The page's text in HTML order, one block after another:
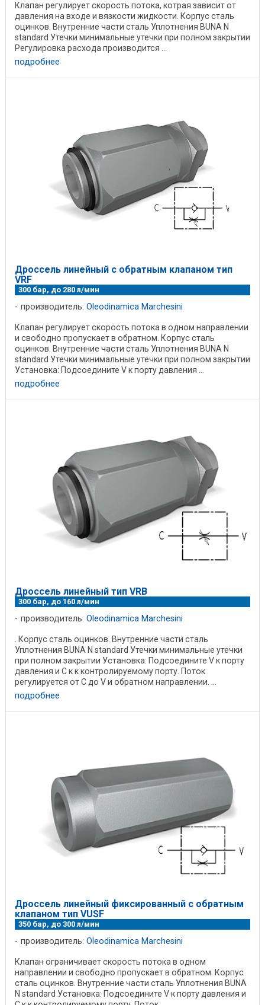
Клапан регулирует скорость потока, котрая зависит от
давления на входе и вязкости жидкости. Корпус сталь
оцинков. Внутренние части сталь Уплотнения BUNA N
standard Утечки минимальные утечки при полном закрытии
Регулировка расхода производится ...
подробнее
Дроссель линейный с обратным клапаном тип
VRF
300 бар, до 280 л/мин
производитель: Oleodinamica Marchesini
Клапан регулирует скорость потока в одном направлении
и свободно пропускает в обратном. Корпус сталь
оцинков. Внутренние части сталь Уплотнения BUNA N
standard Утечки минимальные утечки при полном закрытии
Установка: Подсоедините V к порту давления ...
подробнее
Дроссель линейный тип VRB
300 бар, до 160 л/мин
производитель: Oleodinamica Marchesini
. Корпус сталь оцинков. Внутренние части сталь
Уплотнения BUNA N standard Утечки минимальные утечки
при полном закрытии Установка: Подсоедините V к порту
давления и C к к контролируемому порту. Поток
регулируется от C до V и обратном направлении. ...
подробнее
Дроссель линейный фиксированный с обратным
клапаном тип VUSF
350 бар, до 300 л/мин
производитель: Oleodinamica Marchesini
Клапан ограничивает скорость потока в одном
направлении и свободно пропускает в обратном. Корпус
сталь оцинков. Внутренние части сталь Уплотнения BUNA
N standard Установка: Подсоедините V к порту давления и